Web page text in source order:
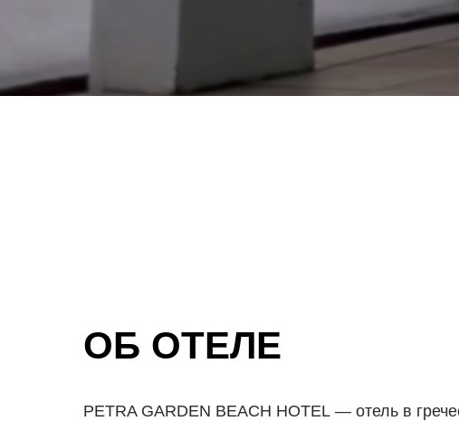
ОБ ОТЕЛЕ
PETRA GARDEN BEACH HOTEL — отель в